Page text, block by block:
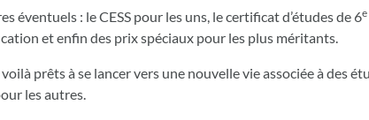
éventuels : le CESS pour les uns, le certificat d’études de 6e
et enfin des prix spéciaux pour les plus méritants.
prêts à se lancer vers une nouvelle vie associée à des
les autres.